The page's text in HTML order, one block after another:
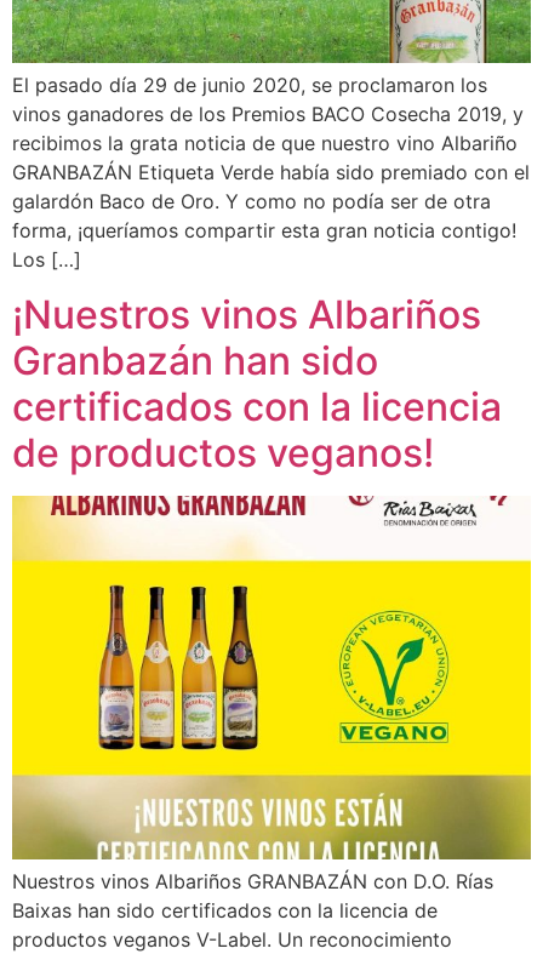
El pasado día 29 de junio 2020, se proclamaron los
vinos ganadores de los Premios BACO Cosecha 2019, y
recibimos la grata noticia de que nuestro vino Albariño
GRANBAZÁN Etiqueta Verde había sido premiado con el
galardón Baco de Oro. Y como no podía ser de otra
forma, ¡queríamos compartir esta gran noticia contigo!
Los […]
¡Nuestros vinos Albariños
Granbazán han sido
certificados con la licencia
de productos veganos!
Nuestros vinos Albariños GRANBAZÁN con D.O. Rías
Baixas han sido certificados con la licencia de
productos veganos V-Label. Un reconocimiento